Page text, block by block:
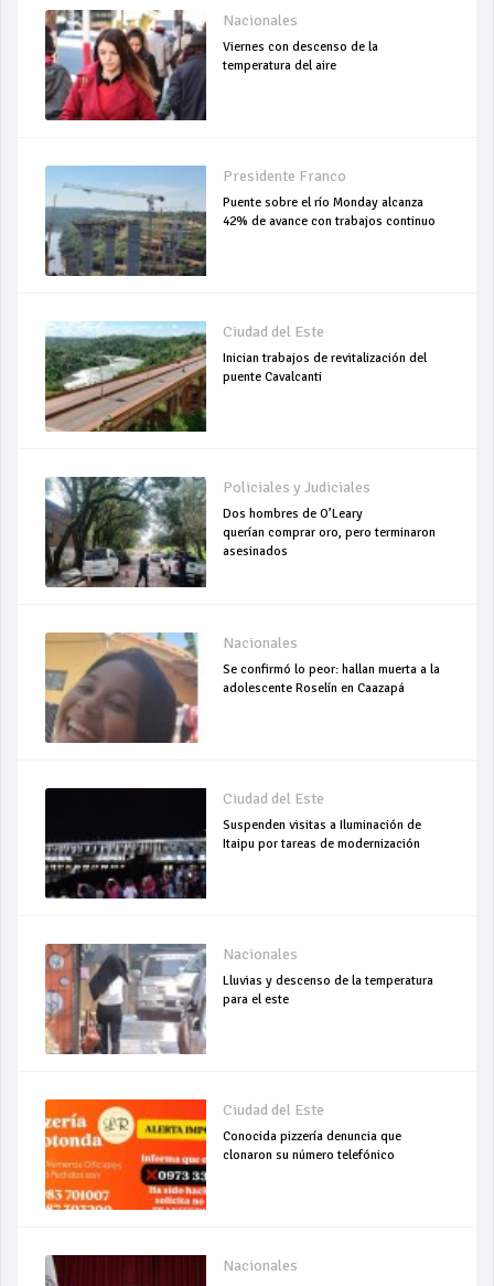
Nacionales
Viernes con descenso de la
temperatura del aire
Presidente Franco
Puente sobre el río Monday alcanza
42% de avance con trabajos continuo
Ciudad del Este
Inician trabajos de revitalización del
puente Cavalcanti
Policiales y Judiciales
Dos hombres de O’Leary
querían comprar oro, pero terminaron
asesinados
Nacionales
Se confirmó lo peor: hallan muerta a la
adolescente Roselín en Caazapá
Ciudad del Este
Suspenden visitas a Iluminación de
Itaipu por tareas de modernización
Nacionales
Lluvias y descenso de la temperatura
para el este
Ciudad del Este
Conocida pizzería denuncia que
clonaron su número telefónico
Nacionales